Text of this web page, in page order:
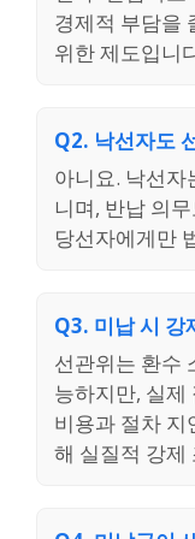
경제적 부담을
위한 제도입니
Q2. 낙선자도
아니요. 낙선
니며, 반납 의
당선자에게만
Q3. 미납 시 강
선관위는 환수
능하지만, 실제
비용과 절차 지
해 실질적 강제